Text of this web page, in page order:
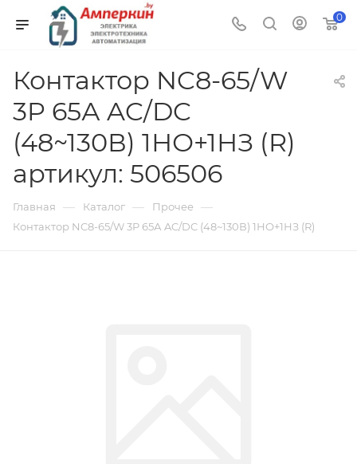
0
Контактор NC8-65/W
3P 65А AC/DC
(48~130В) 1НО+1НЗ (R)
артикул: 506506
Главная — Каталог — Прочее —
Контактор NC8-65/W 3P 65А AC/DC (48~130В) 1НО+1НЗ (R)